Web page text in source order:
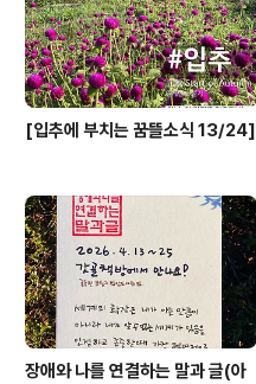
[입추에 부치는 꿈뜰소식 13/24]
장애와 나를 연결하는 말과 글(아